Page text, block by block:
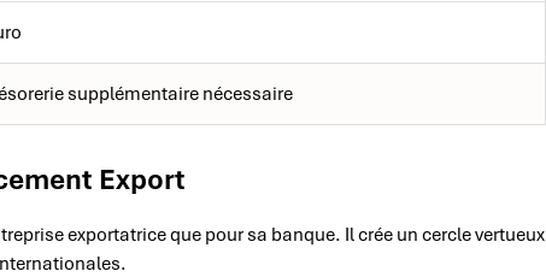
supplémentaire nécessaire
Export
exportatrice que pour sa banque. Il crée un cercle vertueux